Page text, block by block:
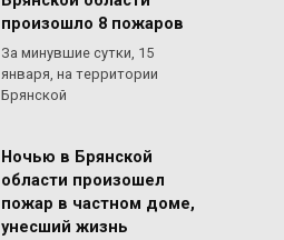
произошло 8 пожаров
За минувшие сутки, 15
января, на территории
Брянской
Ночью в Брянской
области произошел
пожар в частном доме,
унесший жизнь